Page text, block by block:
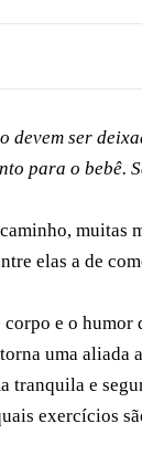
devem ser
para o bebê.
muitas
elas a de
e o
uma aliada
tranquila e
exercícios